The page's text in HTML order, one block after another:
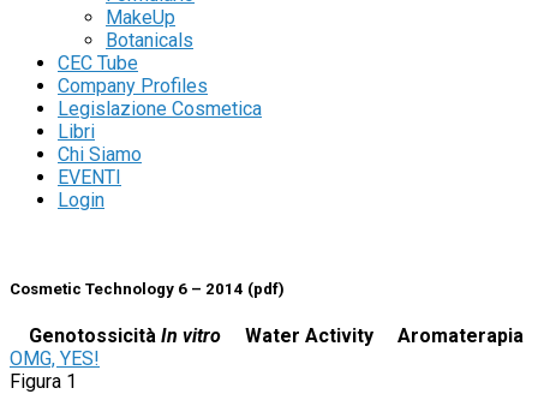
Aggiungi alla lista dei desideri
MakeUp
Botanicals
CEC Tube
Company Profiles
Legislazione Cosmetica
Libri
Chi Siamo
EVENTI
Login
Cosmetic Technology 6 – 2014 (pdf)
Genotossicità In vitro Water Activity
Aromaterapia
OMG, YES!
Figura 1